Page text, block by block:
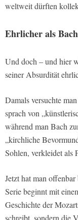
weltweit dürften
Ehrlicher als Bach
Und doch – und hier
seiner Absurdität
Damals versuchte
sprach von
während man Bach
„kirchliche
Sohlen, verkleidet als
Jetzt hat man
Serie beginnt mit
Geschichte der